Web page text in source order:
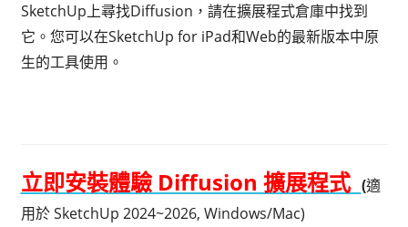
SketchUp上尋找Diffusion，請在擴展程式倉庫中找到
它。您可以在SketchUp for iPad和Web的最新版本中原
生的工具使用。
立即安裝體驗 Diffusion 擴展程式 (適
用於 SketchUp 2024~2026, Windows/Mac)